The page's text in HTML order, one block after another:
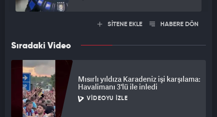
SİTENE EKLE HABERE DÖN
Sıradaki Video
Mısırlı yıldıza Karadeniz işi karşılama:
Havalimanı 3'lü ile inledi
VIDEOYU İZLE